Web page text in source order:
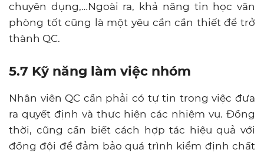
chuyên dụng,…Ngoài ra, khả năng tin học văn
phòng tốt cũng là một yêu cần cần thiết để trở
thành QC.
5.7 Kỹ năng làm việc nhóm
Nhân viên QC cần phải có tự tin trong việc đưa
ra quyết định và thực hiện các nhiệm vụ. Đồng
thời, cũng cần biết cách hợp tác hiệu quả với
đồng đội để đảm bảo quá trình kiểm định chất